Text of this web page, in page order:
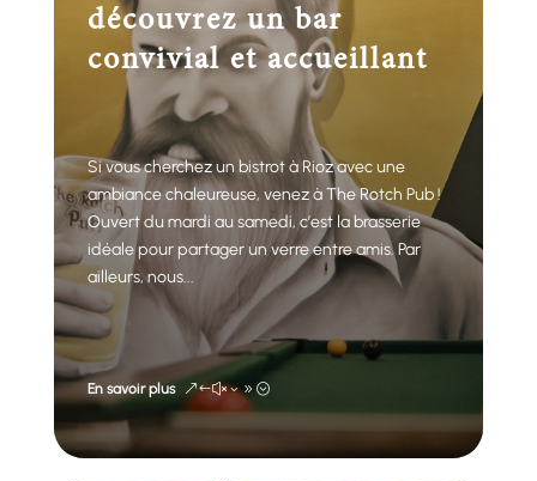
découvrez un bar
convivial et accueillant
Si vous cherchez un bistrot à Rioz avec une
ambiance chaleureuse, venez à The Rotch Pub !
Ouvert du mardi au samedi, c’est la brasserie
idéale pour partager un verre entre amis. Par
ailleurs, nous...
En savoir plus